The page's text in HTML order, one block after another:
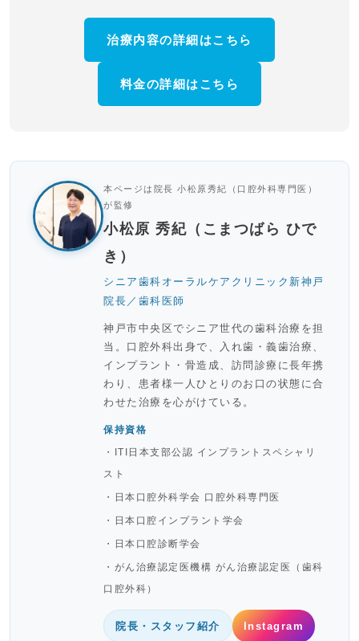
治療内容の詳細はこちら
料金の詳細はこちら
本ページは院長 小松原秀紀（口腔外科専門医）
が監修
小松原 秀紀（こまつばら ひで
き）
シニア歯科オーラルケアクリニック新神戸
院長／歯科医師
神戸市中央区でシニア世代の歯科治療を担
当。口腔外科出身で、入れ歯・義歯治療、
インプラント・骨造成、訪問診療に長年携
わり、患者様一人ひとりのお口の状態に合
わせた治療を心がけている。
保持資格
・ITI日本支部公認 インプラントスペシャリ
スト
・日本口腔外科学会 口腔外科専門医
・日本口腔インプラント学会
・日本口腔診断学会
・がん治療認定医機構 がん治療認定医（歯科
口腔外科）
院長・スタッフ紹介 Instagram